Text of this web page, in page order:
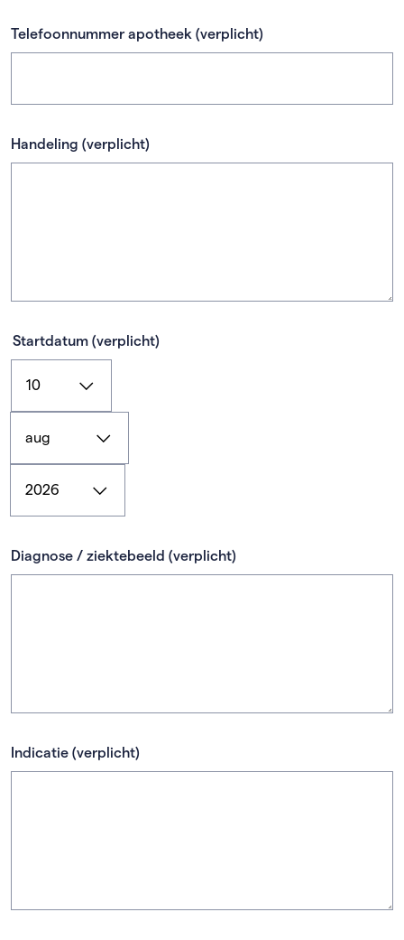
Telefoonnummer apotheek (verplicht)
Handeling (verplicht)
Startdatum (verplicht)
Diagnose / ziektebeeld (verplicht)
Indicatie (verplicht)